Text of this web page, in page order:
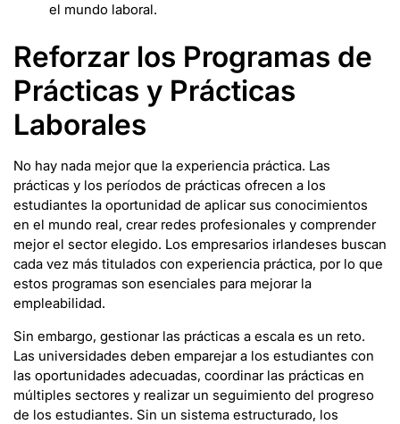
el mundo laboral.
Reforzar los Programas de
Prácticas y Prácticas
Laborales
No hay nada mejor que la experiencia práctica. Las
prácticas y los períodos de prácticas ofrecen a los
estudiantes la oportunidad de aplicar sus conocimientos
en el mundo real, crear redes profesionales y comprender
mejor el sector elegido. Los empresarios irlandeses buscan
cada vez más titulados con experiencia práctica, por lo que
estos programas son esenciales para mejorar la
empleabilidad.
Sin embargo, gestionar las prácticas a escala es un reto.
Las universidades deben emparejar a los estudiantes con
las oportunidades adecuadas, coordinar las prácticas en
múltiples sectores y realizar un seguimiento del progreso
de los estudiantes. Sin un sistema estructurado, los